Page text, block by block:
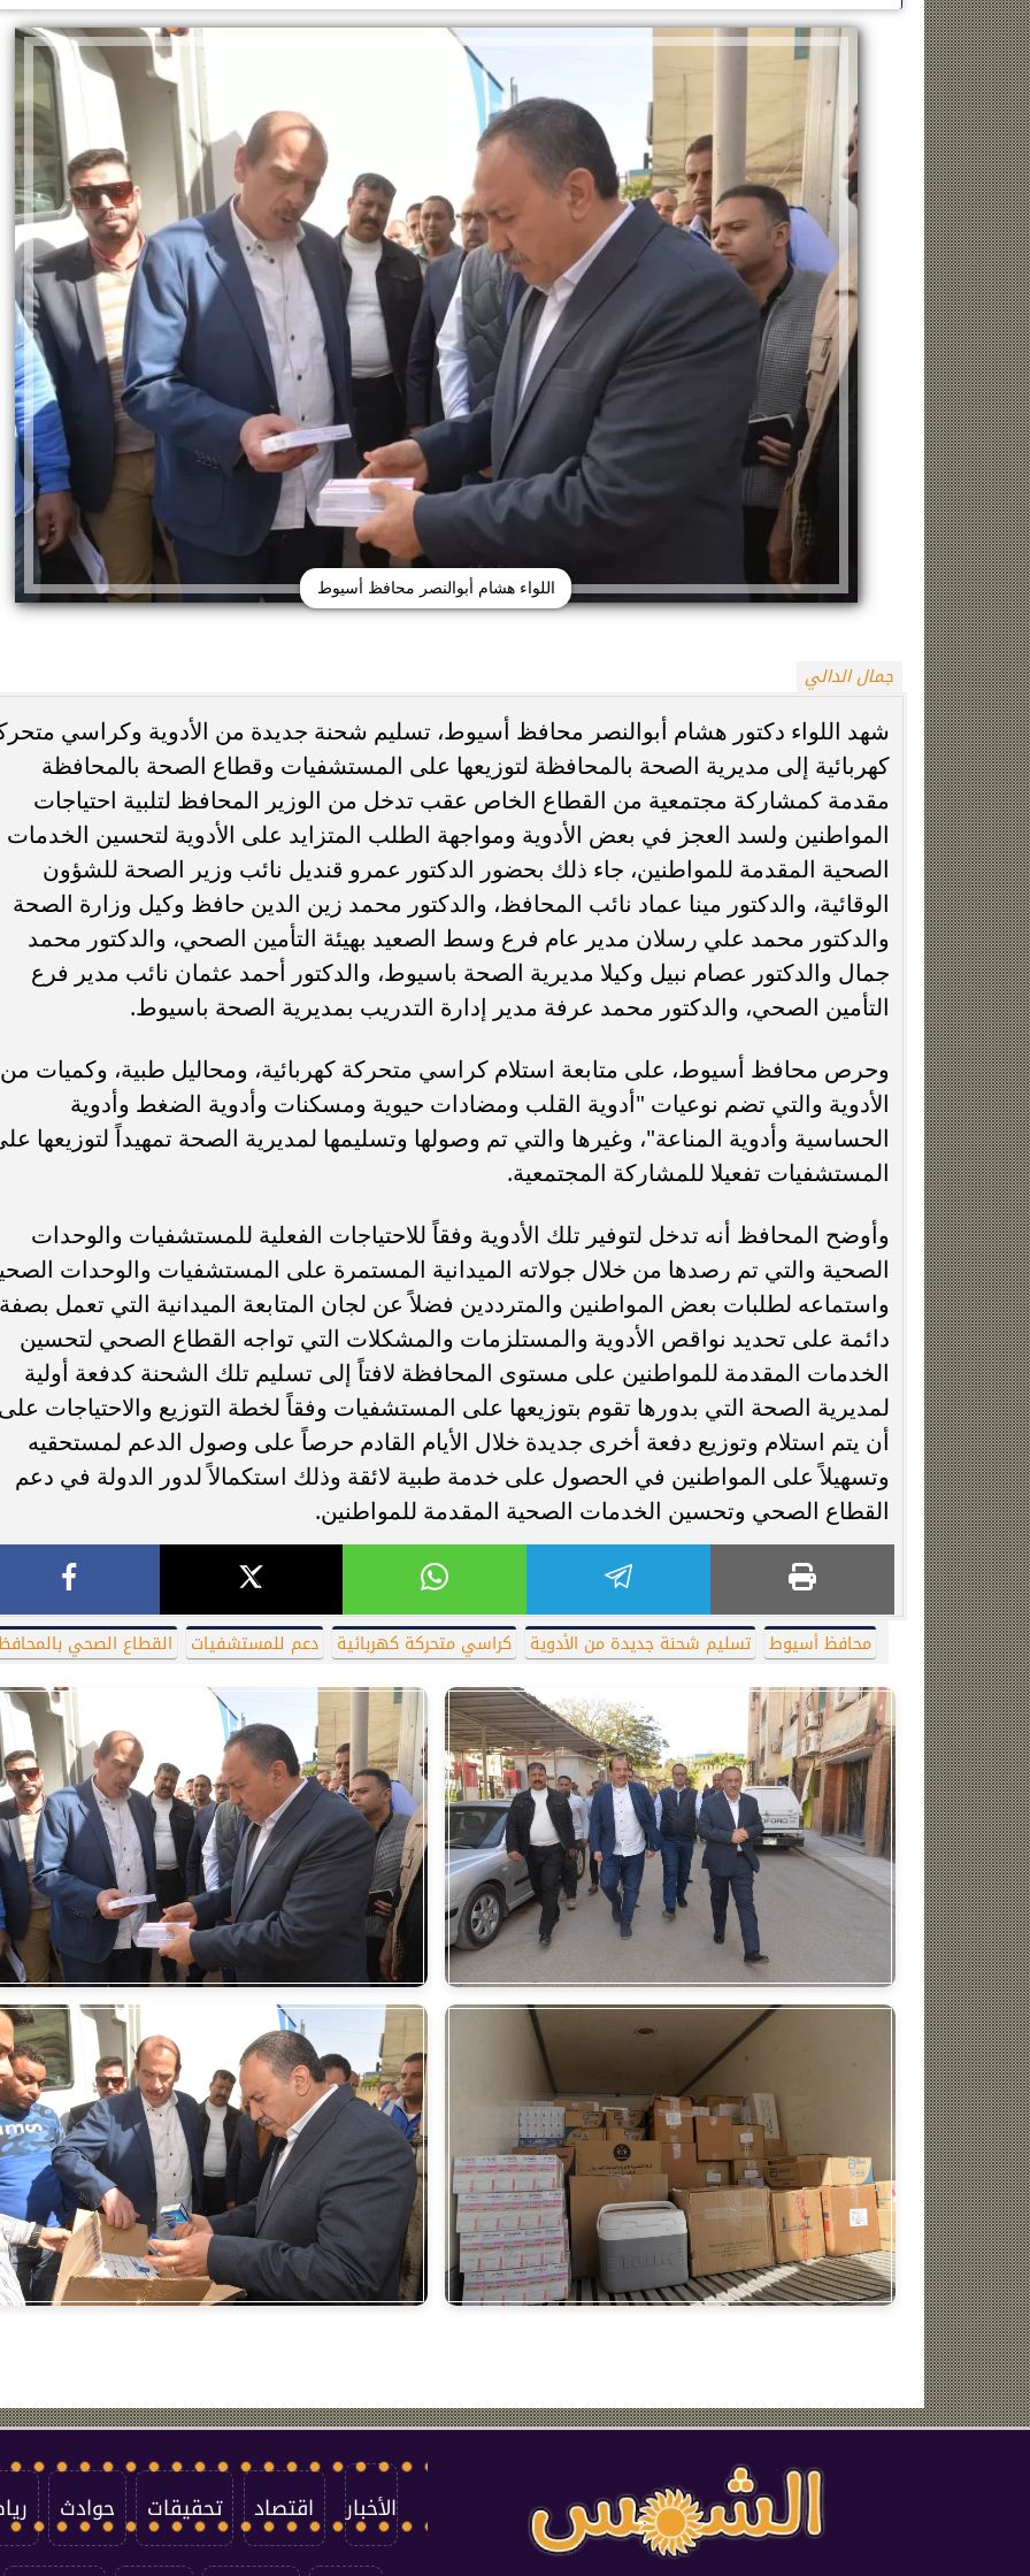
اللواء هشام أبوالنصر محافظ أسيوط
جمال الدالي
شهد اللواء دكتور هشام أبوالنصر محافظ أسيوط، تسليم شحنة جديدة من الأدوية وكراسي
كهربائية إلى مديرية الصحة بالمحافظة لتوزيعها على المستشفيات وقطاع الصحة بالمحافظة
مقدمة كمشاركة مجتمعية من القطاع الخاص عقب تدخل من الوزير المحافظ لتلبية احتياجات
المواطنين ولسد العجز في بعض الأدوية ومواجهة الطلب المتزايد على الأدوية لتحسين الخدمات
الصحية المقدمة للمواطنين، جاء ذلك بحضور الدكتور عمرو قنديل نائب وزير الصحة للشؤون
الوقائية، والدكتور مينا عماد نائب المحافظ، والدكتور محمد زين الدين حافظ وكيل وزارة الصحة
والدكتور محمد علي رسلان مدير عام فرع وسط الصعيد بهيئة التأمين الصحي، والدكتور محمد
جمال والدكتور عصام نبيل وكيلا مديرية الصحة باسيوط، والدكتور أحمد عثمان نائب مدير فرع
التأمين الصحي، والدكتور محمد عرفة مدير إدارة التدريب بمديرية الصحة باسيوط.
وحرص محافظ أسيوط، على متابعة استلام كراسي متحركة كهربائية، ومحاليل طبية، وكميات من
الأدوية والتي تضم نوعيات "أدوية القلب ومضادات حيوية ومسكنات وأدوية الضغط وأدوية
الحساسية وأدوية المناعة"، وغيرها والتي تم وصولها وتسليمها لمديرية الصحة تمهيداً لتوزيعها
المستشفيات تفعيلا للمشاركة المجتمعية.
وأوضح المحافظ أنه تدخل لتوفير تلك الأدوية وفقاً للاحتياجات الفعلية للمستشفيات والوحدات
الصحية والتي تم رصدها من خلال جولاته الميدانية المستمرة على المستشفيات والوحدات
واستماعه لطلبات بعض المواطنين والمترددين فضلاً عن لجان المتابعة الميدانية التي تعمل بصفة
دائمة على تحديد نواقص الأدوية والمستلزمات والمشكلات التي تواجه القطاع الصحي لتحسين
الخدمات المقدمة للمواطنين على مستوى المحافظة لافتاً إلى تسليم تلك الشحنة كدفعة أولية
لمديرية الصحة التي بدورها تقوم بتوزيعها على المستشفيات وفقاً لخطة التوزيع والاحتياجات
أن يتم استلام وتوزيع دفعة أخرى جديدة خلال الأيام القادم حرصاً على وصول الدعم لمستحقيه
وتسهيلاً على المواطنين في الحصول على خدمة طبية لائقة وذلك استكمالاً لدور الدولة في دعم
القطاع الصحي وتحسين الخدمات الصحية المقدمة للمواطنين.
محافظ أسيوط تسليم شحنة جديدة من الأدوية كراسي متحركة كهربائية دعم للمستشفيات القطاع الصحي
زينة عمرو تتوج بجائزة الأفضل بعد تأهل مصر
التاريخي لنصف نهائي مونديال...
السيسي يدعم ناشئات مصر لكرة اليد بعد
التأهل التاريخي إلى نصف نهائي...
خطوبة ملك قورة ويوسف عثمان..
عائلي مرتقب في الساحل
الأخبار اقتصاد تحقيقات حوادث